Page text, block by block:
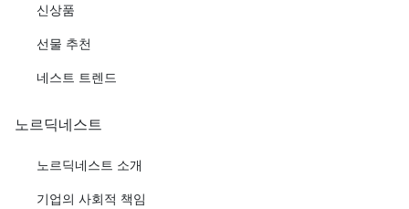
신상품
선물 추천
네스트 트렌드
노르딕네스트
노르딕네스트 소개
기업의 사회적 책임